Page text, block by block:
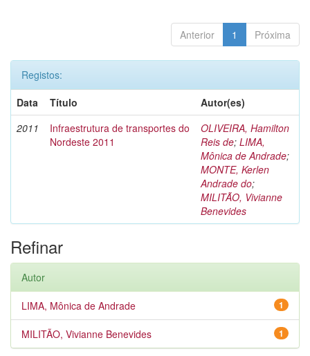
Anterior 1 Próxima
Registos:
Data
Título
Autor(es)
2011
Infraestrutura de transportes do
Nordeste 2011
OLIVEIRA, Hamilton
Reis de; LIMA,
Mônica de Andrade;
MONTE, Kerlen
Andrade do;
MILITÃO, Vivianne
Benevides
Refinar
Autor
1
LIMA, Mônica de Andrade
1
MILITÃO, Vivianne Benevides